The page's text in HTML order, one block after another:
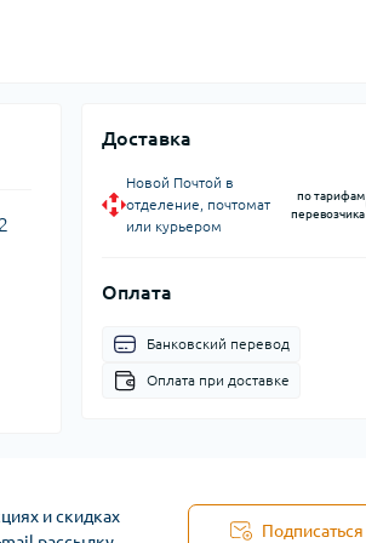
Доставка
Новой Почтой в
отделение, почтомат
или курьером
по тарифам
перевозчика
Оплата
Банковский перевод
Оплата при доставке
и скидках
Подписаться